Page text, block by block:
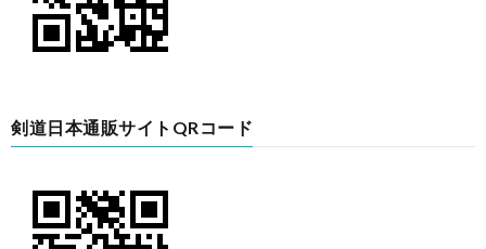
剣道日本通販サイトQRコード